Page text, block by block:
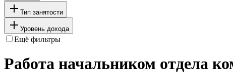
Тип занятости
Уровень дохода
Ещё фильтры
Работа начальником отдела